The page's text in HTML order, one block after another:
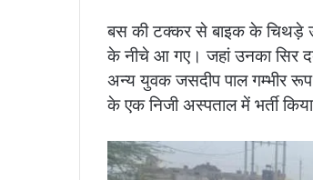
बस की टक्कर से बाइक के चिथड़े
के नीचे आ गए। जहां उनका सिर
अन्य युवक जसदीप पाल गम्भीर
के एक निजी अस्पताल में भर्ती